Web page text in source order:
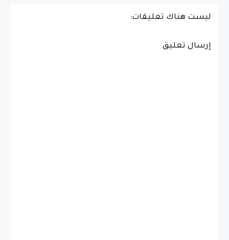
ليست هناك تعليقات:
إرسال تعليق